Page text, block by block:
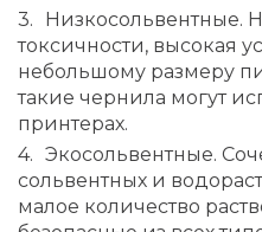
Низкосольвентные.
токсичности, высокая
небольшому размеру
такие чернила могут
принтерах.
Экосольвентные.
сольвентных и
малое количество